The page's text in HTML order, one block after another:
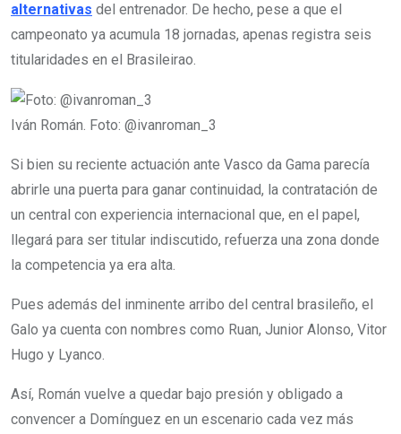
alternativas del entrenador. De hecho, pese a que el
campeonato ya acumula 18 jornadas, apenas registra seis
titularidades en el Brasileirao.
Iván Román. Foto: @ivanroman_3
Si bien su reciente actuación ante Vasco da Gama parecía
abrirle una puerta para ganar continuidad, la contratación de
un central con experiencia internacional que, en el papel,
llegará para ser titular indiscutido, refuerza una zona donde
la competencia ya era alta.
Pues además del inminente arribo del central brasileño, el
Galo ya cuenta con nombres como Ruan, Junior Alonso, Vitor
Hugo y Lyanco.
Así, Román vuelve a quedar bajo presión y obligado a
convencer a Domínguez en un escenario cada vez más